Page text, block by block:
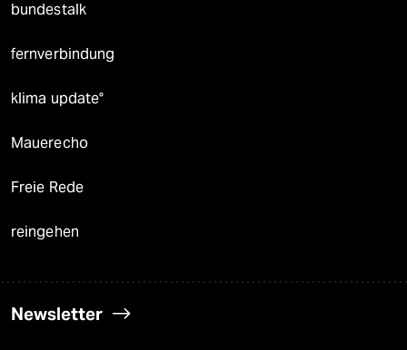
bundestalk
fernverbindung
klima update°
Mauerecho
Freie Rede
reingehen
Newsletter